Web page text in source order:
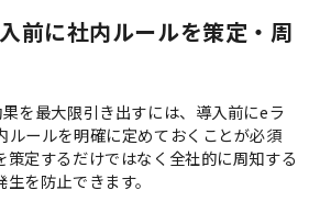
前に社内ルールを策定・周
を最大限引き出すには、導入前にeラ
ルールを明確に定めておくことが必須
策定するだけではなく全社的に周知する
を防止できます。